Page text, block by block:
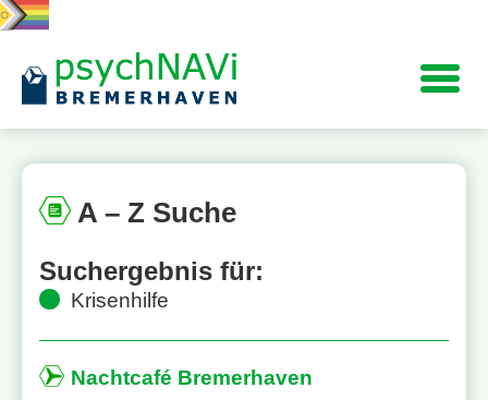
Navigation
A – ZSuche
Suchergebnis für:
Krisenhilfe
Nachtcafé Bremerhaven